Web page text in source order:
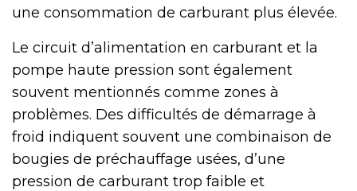
une consommation de carburant plus élevée.
Le circuit d’alimentation en carburant et la
pompe haute pression sont également
souvent mentionnés comme zones à
problèmes. Des difficultés de démarrage à
froid indiquent souvent une combinaison de
bougies de préchauffage usées, d’une
pression de carburant trop faible et